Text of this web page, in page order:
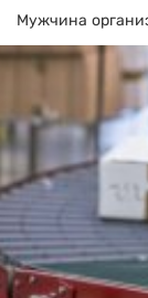
Мужчина